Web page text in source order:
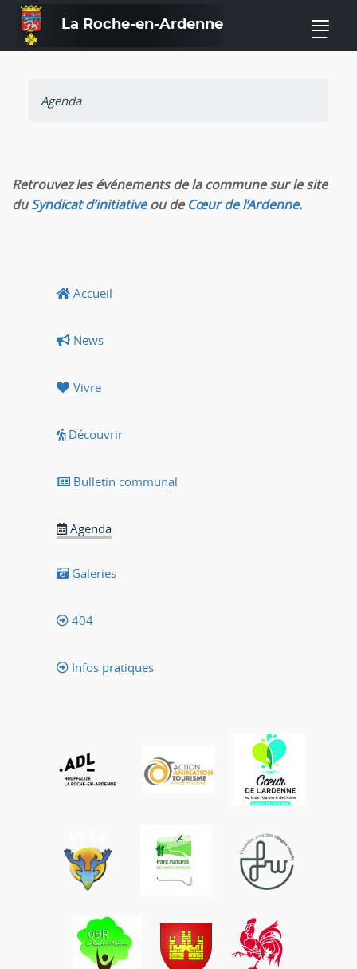
La Roche-en-Ardenne —
Agenda
Retrouvez les événements de la commune sur le site
duSyndicat d’initiativeou deCœur de l’Ardenne.
Accueil
News
Vivre
Découvrir
Bulletin communal
Agenda
Galeries
404
Infos pratiques